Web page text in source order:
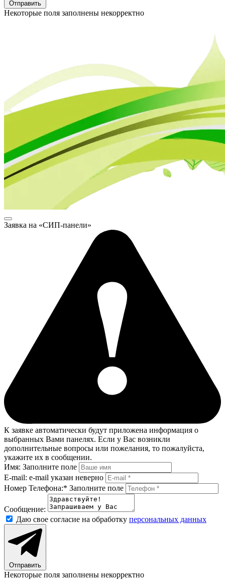
Отправить
Некоторые поля заполнены некорректно
Заявка на «СИП-панели»
К заявке автоматически будут приложена информация о
выбранных Вами панелях. Если у Вас возникли
дополнительные вопросы или пожелания, то пожалуйста,
укажите их в сообщении.
Имя: Заполните поле
E-mail: e-mail указан неверно
Номер Телефона:* Заполните поле
Сообщение:
Даю свое согласие на обработку персональных данных
Отправить
Некоторые поля заполнены некорректно